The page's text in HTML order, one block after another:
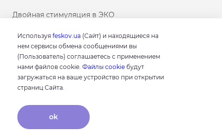
Используя feskov.ua (Сайт) и находящиеся на
нем сервисы обмена сообщениями вы
(Пользователь) соглашаетесь с применением
нами файлов cookie. Файлы cookie будут
загружаться на ваше устройство при открытии
страниц Сайта.
ok
Двойная стимуляция в ЭКО
Лечение молочницы во время беременности
Скрининг при беременности
Программы ЭКО
Двойная стимуляция в ЭКО